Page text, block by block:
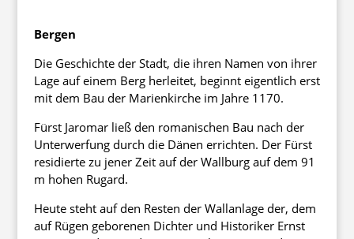
Bergen
Die Geschichte der Stadt, die ihren Namen von ihrer
Lage auf einem Berg herleitet, beginnt eigentlich erst
mit dem Bau der Marienkirche im Jahre 1170.
Fürst Jaromar ließ den romanischen Bau nach der
Unterwerfung durch die Dänen errichten. Der Fürst
residierte zu jener Zeit auf der Wallburg auf dem 91
m hohen Rugard.
Heute steht auf den Resten der Wallanlage der, dem
auf Rügen geborenen Dichter und Historiker Ernst